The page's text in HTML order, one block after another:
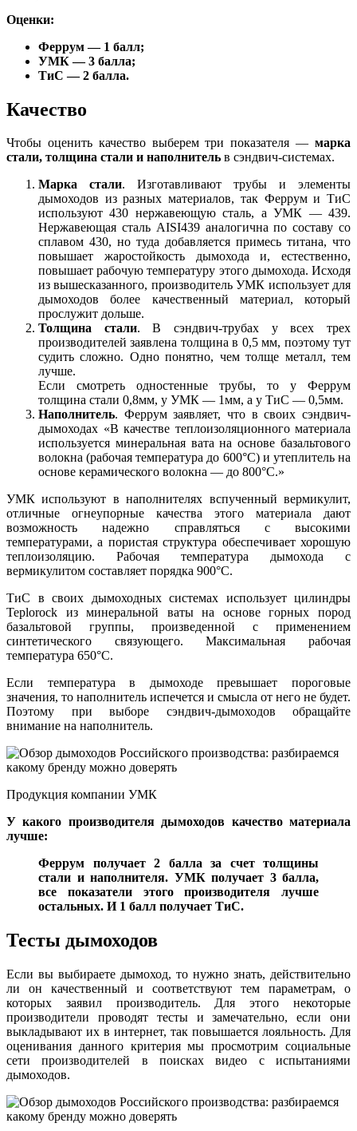
Оценки:
Феррум — 1 балл;
УМК — 3 балла;
ТиС — 2 балла.
Качество
Чтобы оценить качество выберем три показателя — марка
стали, толщина стали и наполнитель в сэндвич-системах.
Марка стали. Изготавливают трубы и элементы
дымоходов из разных материалов, так Феррум и ТиС
используют 430 нержавеющую сталь, а УМК — 439.
Нержавеющая сталь AISI439 аналогична по составу со
сплавом 430, но туда добавляется примесь титана, что
повышает жаростойкость дымохода и, естественно,
повышает рабочую температуру этого дымохода. Исходя
из вышесказанного, производитель УМК использует для
дымоходов более качественный материал, который
прослужит дольше.
Толщина стали. В сэндвич-трубах у всех трех
производителей заявлена толщина в 0,5 мм, поэтому тут
судить сложно. Одно понятно, чем толще металл, тем
лучше.
Если смотреть одностенные трубы, то у Феррум
толщина стали 0,8мм, у УМК — 1мм, а у ТиС — 0,5мм.
Наполнитель. Феррум заявляет, что в своих сэндвич-
дымоходах «В качестве теплоизоляционного материала
используется минеральная вата на основе базальтового
волокна (рабочая температура до 600°С) и утеплитель на
основе керамического волокна — до 800°С.»
УМК используют в наполнителях вспученный вермикулит,
отличные огнеупорные качества этого материала дают
возможность надежно справляться с высокими
температурами, а пористая структура обеспечивает хорошую
теплоизоляцию. Рабочая температура дымохода с
вермикулитом составляет порядка 900°С.
ТиС в своих дымоходных системах использует цилиндры
Teplorock из минеральной ваты на основе горных пород
базальтовой группы, произведенной с применением
синтетического связующего. Максимальная рабочая
температура 650°С.
Если температура в дымоходе превышает пороговые
значения, то наполнитель испечется и смысла от него не будет.
Поэтому при выборе сэндвич-дымоходов обращайте
внимание на наполнитель.
Продукция компании УМК
У какого производителя дымоходов качество материала
лучше:
Феррум получает 2 балла за счет толщины
стали и наполнителя. УМК получает 3 балла,
все показатели этого производителя лучше
остальных. И 1 балл получает ТиС.
Тесты дымоходов
Если вы выбираете дымоход, то нужно знать, действительно
ли он качественный и соответствуют тем параметрам, о
которых заявил производитель. Для этого некоторые
производители проводят тесты и замечательно, если они
выкладывают их в интернет, так повышается лояльность. Для
оценивания данного критерия мы просмотрим социальные
сети производителей в поисках видео с испытаниями
дымоходов.